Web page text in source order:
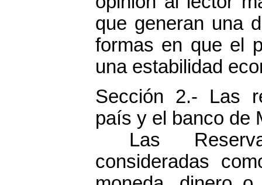
que generan una
formas en que el
una estabilidad
Sección 2.- Las
país y el banco de
Las
consideradas